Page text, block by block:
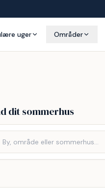
uger Områder
dit sommerhus